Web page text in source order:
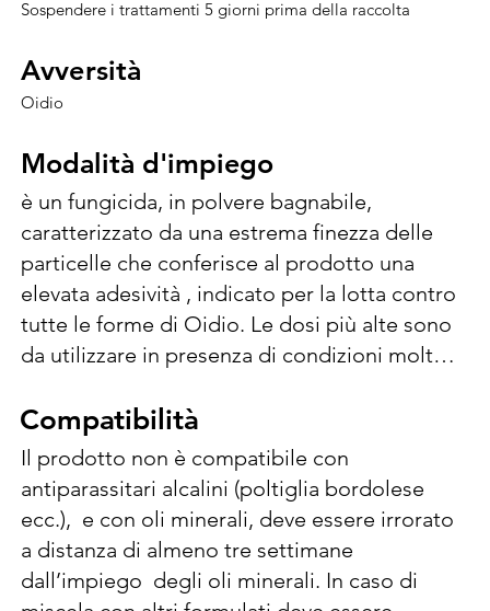
Sospendere i trattamenti 5 giorni prima della raccolta
Avversità
Avversità
Oidio
Modalità d'impiego
Modalità d'impiego
è un fungicida, in polvere bagnabile,
caratterizzato da una estrema finezza delle
particelle che conferisce al prodotto una
elevata adesività , indicato per la lotta contro
tutte le forme di Oidio. Le dosi più alte sono
da utilizzare in presenza di condizioni molto
Diluire la dose in poca acqua, versarlo nella
vasca e rimescolare sino a completa
dispersione.
Compatibilità
Compatibilità
Il prodotto non è compatibile con
antiparassitari alcalini (poltiglia bordolese
ecc.),  e con oli minerali, deve essere irrorato
a distanza di almeno tre settimane
dall’impiego  degli oli minerali. In caso di